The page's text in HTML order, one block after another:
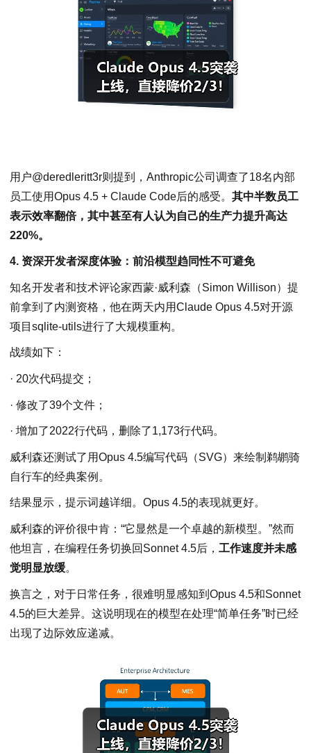
用户@deredleritt3r则提到，Anthropic公司调查了18名内部
员工使用Opus 4.5 + Claude Code后的感受。 其中半数员工
表示效率翻倍，其中甚至有人认为自己的生产力提升高达
220%。
4. 资深开发者深度体验：前沿模型趋同性不可避免
知名开发者和技术评论家西蒙·威利森（Simon Willison）提
前拿到了内测资格，他在两天内用Claude Opus 4.5对开源
项目sqlite-utils进行了大规模重构。
战绩如下：
· 20次代码提交；
· 修改了39个文件；
· 增加了2022行代码，删除了1,173行代码。
威利森还测试了用Opus 4.5编写代码（SVG）来绘制鹈鹕骑
自行车的经典案例。
结果显示，提示词越详细。Opus 4.5的表现就更好。
威利森的评价很中肯：“它显然是一个卓越的新模型。”然而
他坦言，在编程任务切换回Sonnet 4.5后， 工作速度并未感
觉明显放缓。
换言之，对于日常任务，很难明显感知到Opus 4.5和Sonnet
4.5的巨大差异。这说明现在的模型在处理“简单任务”时已经
出现了边际效应递减。